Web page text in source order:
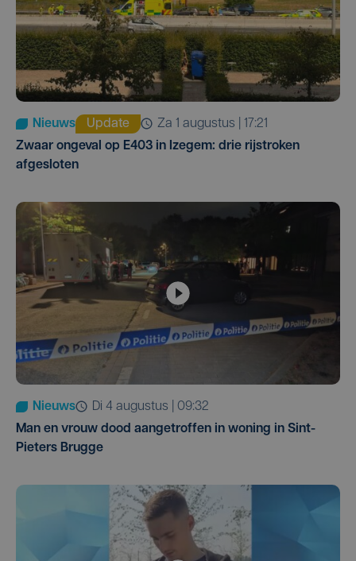
Nieuws Update
za 1 augustus | 17:21
Zwaar ongeval op E403 in Izegem: drie rijstroken
afgesloten
Nieuws
di 4 augustus | 09:32
Man en vrouw dood aangetroffen in woning in Sint-
Pieters Brugge